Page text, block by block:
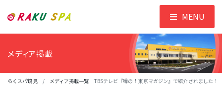
メディア掲載
らくスパ鶴見 メディア掲載一覧 TBSテレビ『噂の！東京マガジン』で紹介されました！
MENU